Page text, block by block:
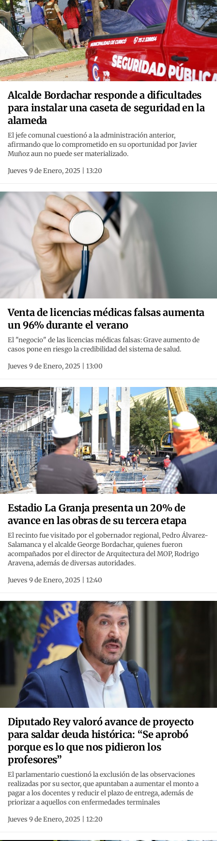
Alcalde Bordachar responde a dificultades
para instalar una caseta de seguridad en la
alameda
El jefe comunal cuestionó a la administración anterior,
afirmando que lo comprometido en su oportunidad por Javier
Muñoz aun no puede ser materializado.
Jueves 9 de Enero, 2025 | 13:20
Venta de licencias médicas falsas aumenta
un 96% durante el verano
El "negocio" de las licencias médicas falsas: Grave aumento de
casos pone en riesgo la credibilidad del sistema de salud.
Jueves 9 de Enero, 2025 | 13:00
Estadio La Granja presenta un 20% de
avance en las obras de su tercera etapa
El recinto fue visitado por el gobernador regional, Pedro Álvarez-
Salamanca y el alcalde George Bordachar, quienes fueron
acompañados por el director de Arquitectura del MOP, Rodrigo
Aravena, además de diversas autoridades.
Jueves 9 de Enero, 2025 | 12:40
Diputado Rey valoró avance de proyecto
para saldar deuda histórica: “Se aprobó
porque es lo que nos pidieron los
profesores”
El parlamentario cuestionó la exclusión de las observaciones
realizadas por su sector, que apuntaban a aumentar el monto a
pagar a los docentes y reducir el plazo de entrega, además de
priorizar a aquellos con enfermedades terminales
Jueves 9 de Enero, 2025 | 12:20